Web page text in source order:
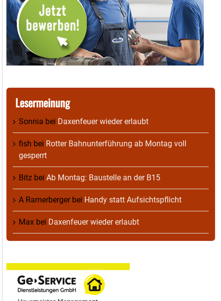
Lesermeinung
Sonnia bei Daxenfeuer wieder erlaubt
fish bei Rotter Bahnunterführung ab Montag voll
gesperrt
Bitz bei Ab Montag: Baustelle an der B15
A Ramerbergerbei Handy statt Aufsichtspflicht
Max bei Daxenfeuer wieder erlaubt